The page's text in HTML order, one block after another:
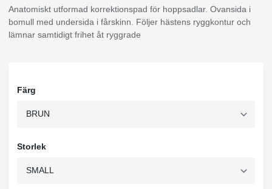
Anatomiskt utformad korrektionspad för hoppsadlar. Ovansida i
bomull med undersida i fårskinn. Följer hästens ryggkontur och
lämnar samtidigt frihet åt ryggrade
Färg
Storlek